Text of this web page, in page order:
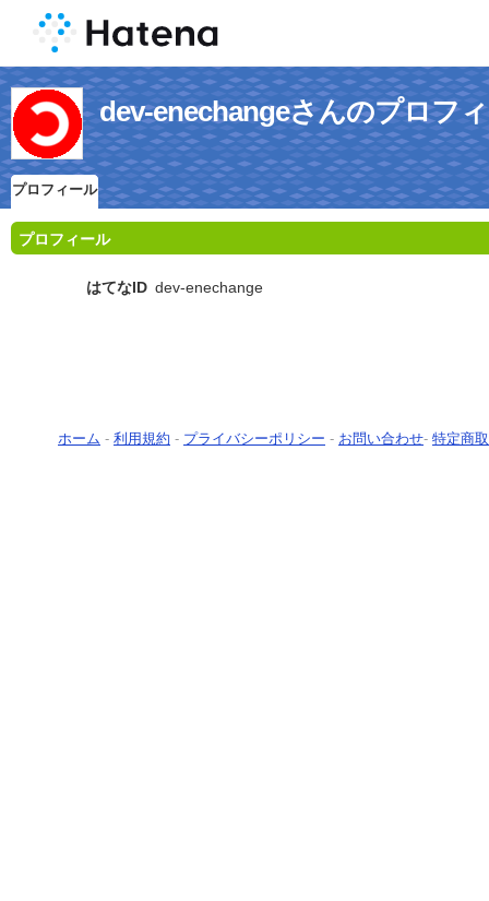
dev-enechangeさんのプロフ
プロフィール
プロフィール
はてなID dev-enechange
ホーム - 利用規約 - プライバシーポリシー - お問い合わせ- 特定商